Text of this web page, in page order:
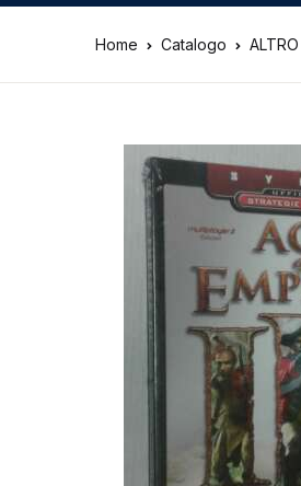
Home Catalogo ALTRO